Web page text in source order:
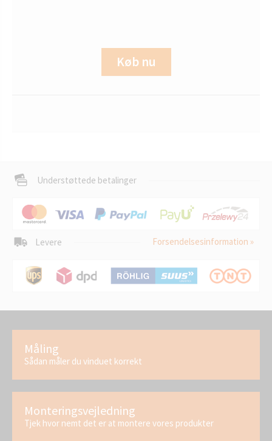
Køb nu
Understøttede betalinger
Levere Forsendelsesinformation »
Måling
Sådan måler du vinduet korrekt
Monteringsvejledning
Tjek hvor nemt det er at montere vores produkter